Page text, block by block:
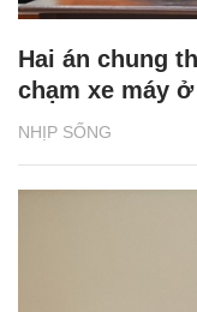
NHỊP SỐNG
Hai án chung
chạm xe máy ở